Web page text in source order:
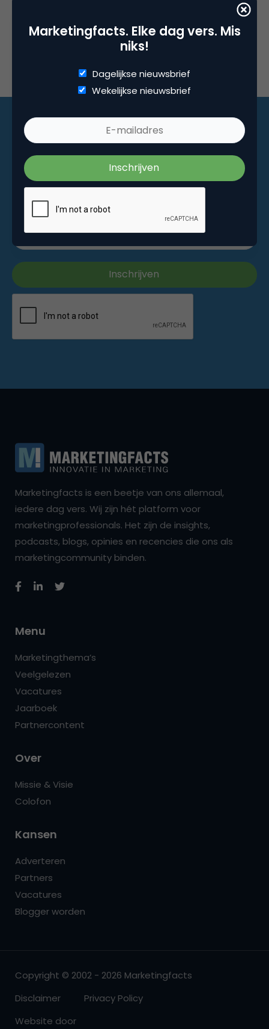
Marketingfacts. Elke dag vers. Mis
niks!
Dagelijkse nieuwsbrief
Wekelijkse nieuwsbrief
Marketingfacts. Elke dag vers. Mis niks!
Dagelijkse nieuwsbrief
Marketingfacts is een beetje van ons allemaal,
iedere dag vers. Wij zijn hét platform voor
marketingprofessionals. Het zijn de insights,
podcasts, blogs, opinies en recencies die ons als
marketingcommunity binden.
Menu
Marketingthema’s
Veelgelezen
Vacatures
Jaarboek
Partnercontent
Over
Missie & Visie
Colofon
Kansen
Adverteren
Partners
Vacatures
Blogger worden
Copyright © 2002 - 2026 Marketingfacts
Disclaimer
Privacy Policy
Website door